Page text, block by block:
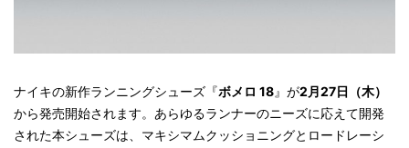
ナイキの新作ランニングシューズ『ボメロ 18』が2月27日（木）
から発売開始されます。あらゆるランナーのニーズに応えて開発
された本シューズは、マキシマムクッショニングとロードレーシ